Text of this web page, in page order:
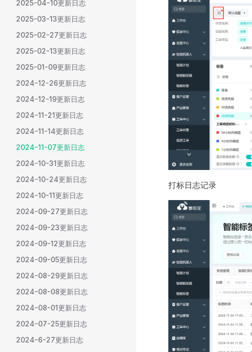
2025-04-10更新日志
2025-03-13更新日志
2025-02-27更新日志
2025-02-13更新日志
2025-01-09更新日志
2024-12-26更新日志
2024-12-19更新日志
2024-11-21更新日志
2024-11-14更新日志
2024-11-07更新日志
2024-10-31更新日志
2024-10-24更新日志
2024-10-11更新日志
2024-09-27更新日志
2024-09-23更新日志
2024-09-12更新日志
2024-09-05更新日志
2024-08-29更新日志
2024-08-08更新日志
2024-08-01更新日志
2024-07-25更新日志
2024-6-27更新日志
打标日志记录